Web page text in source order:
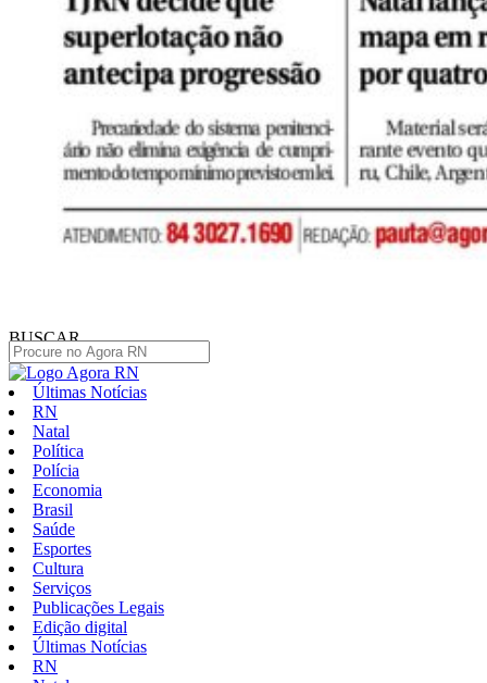
BUSCAR
Últimas Notícias
RN
Natal
Política
Polícia
Economia
Brasil
Saúde
Esportes
Cultura
Serviços
Publicações Legais
Edição digital
Últimas Notícias
RN